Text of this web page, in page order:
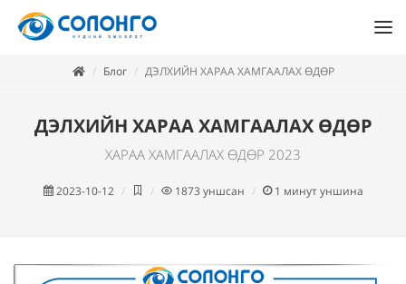
Блог ДЭЛХИЙН ХАРАА ХАМГААЛАХ ӨДӨР
ДЭЛХИЙН ХАРАА ХАМГААЛАХ ӨДӨР
ХАРАА ХАМГААЛАХ ӨДӨР 2023
2023-10-12 1873 уншсан 1 минут уншина